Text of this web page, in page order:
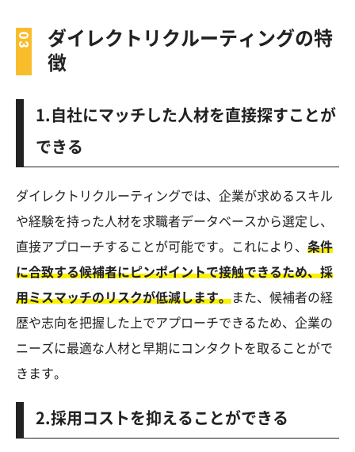
ダイレクトリクルーティングの特
徴
1.自社にマッチした人材を直接探すことが
できる
ダイレクトリクルーティングでは、企業が求めるスキル
や経験を持った人材を求職者データベースから選定し、
直接アプローチすることが可能です。これにより、 条件
に合致する候補者にピンポイントで接触できるため、採
用ミスマッチのリスクが低減します。また、候補者の経
歴や志向を把握した上でアプローチできるため、企業の
ニーズに最適な人材と早期にコンタクトを取ることがで
きます。
2.採用コストを抑えることができる